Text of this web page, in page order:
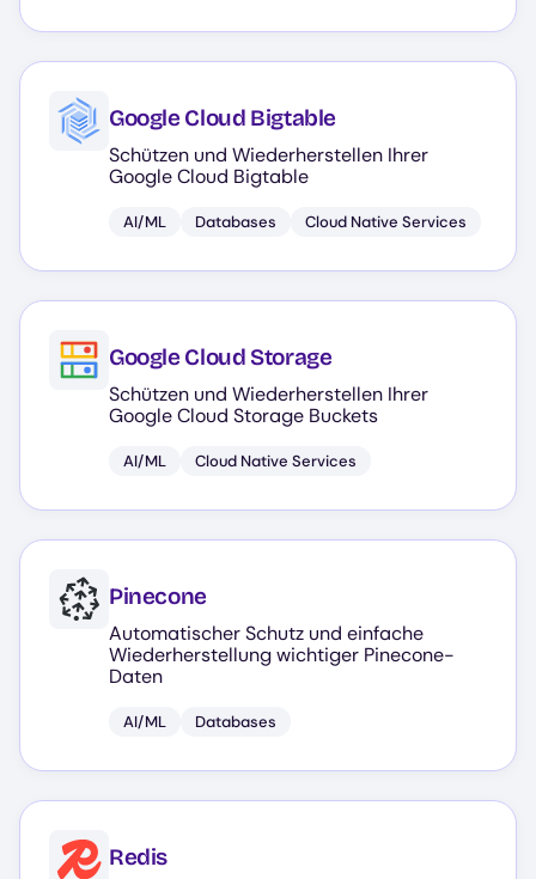
Google Cloud Bigtable
Schützen und Wiederherstellen Ihrer
Google Cloud Bigtable
AI/ML Databases Cloud Native Services
Google Cloud Storage
Schützen und Wiederherstellen Ihrer
Google Cloud Storage Buckets
AI/ML Cloud Native Services
Pinecone
Automatischer Schutz und einfache
Wiederherstellung wichtiger Pinecone-
Daten
AI/ML Databases
Redis